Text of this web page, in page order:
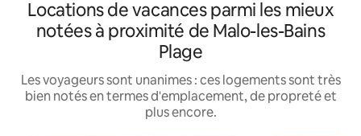
Locations de vacances parmi les mieux
notées à proximité de Malo-les-Bains
Plage
Les voyageurs sont unanimes : ces logements sont très
bien notés en termes d'emplacement, de propreté et
plus encore.